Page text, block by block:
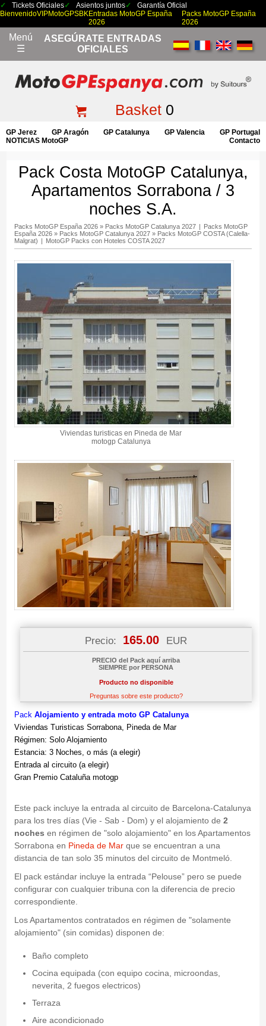
Tickets Oficiales Asientos juntos
Garantía Oficial
BienvenidoVIPMotoGPSBKEntradas MotoGP España
2026
Packs MotoGP España
2026
Menú
☰
ASEGÚRATE ENTRADAS
OFICIALES
Basket0
GP Jerez GP Aragón GP Catalunya GP Valencia
GP Portugal
NOTICIAS MotoGP
Contacto
Pack Costa MotoGP Catalunya,
Apartamentos Sorrabona / 3
noches S.A.
Packs MotoGP España 2026» Packs MotoGP Catalunya 2027 | Packs MotoGP
España 2026» Packs MotoGP Catalunya 2027» Packs MotoGP COSTA (Calella-
Malgrat) | MotoGP Packs con Hoteles COSTA 2027
Viviendas turisticas en Pineda de Mar
motogp Catalunya
Precio: 165.00 EUR
PRECIO del Pack aquí arriba
SIEMPRE por PERSONA
Producto no disponible
Preguntas sobre este producto?
Pack Alojamiento y entrada moto GP Catalunya
Viviendas Turisticas Sorrabona, Pineda de Mar
Régimen: Solo Alojamiento
Estancia: 3 Noches, o más (a elegir)
Entrada al circuito (a elegir)
Gran Premio Cataluña motogp
Este pack incluye la entrada al circuito de Barcelona-Catalunya
para los tres días (Vie - Sab - Dom) y el alojamiento de 2
noches en régimen de "solo alojamiento" en los Apartamentos
Sorrabona en Pineda de Marque se encuentran a una
distancia de tan solo 35 minutos del circuito de Montmeló.
El pack estándar incluye la entrada “Pelouse” pero se puede
configurar con cualquier tribuna con la diferencia de precio
correspondiente.
Los Apartamentos contratados en régimen de "solamente
alojamiento" (sin comidas) disponen de:
Baño completo
Cocina equipada (con equipo cocina, microondas,
neverita, 2 fuegos electricos)
Terraza
Aire acondicionado